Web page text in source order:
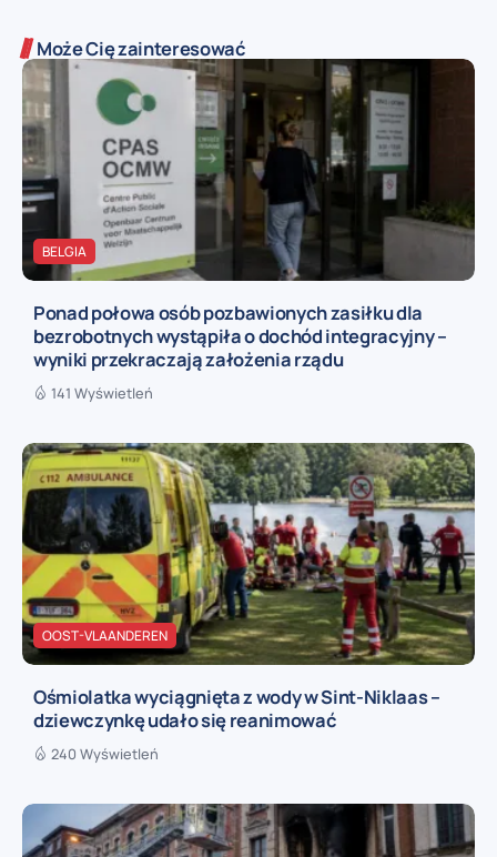
Może Cię zainteresować
BELGIA
Ponad połowa osób pozbawionych zasiłku dla
bezrobotnych wystąpiła o dochód integracyjny –
wyniki przekraczają założenia rządu
141 Wyświetleń
OOST-VLAANDEREN
Ośmiolatka wyciągnięta z wody w Sint-Niklaas –
dziewczynkę udało się reanimować
240 Wyświetleń